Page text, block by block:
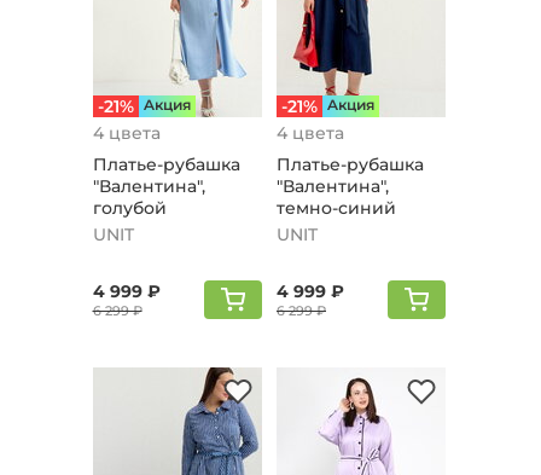
-21% Aкция
4 цвета
Платье-рубашка
"Валентина",
голубой
UNIT
4 999 ₽
6 299 ₽
-21% Aкция
4 цвета
Платье-рубашка
"Валентина",
темно-синий
UNIT
4 999 ₽
6 299 ₽